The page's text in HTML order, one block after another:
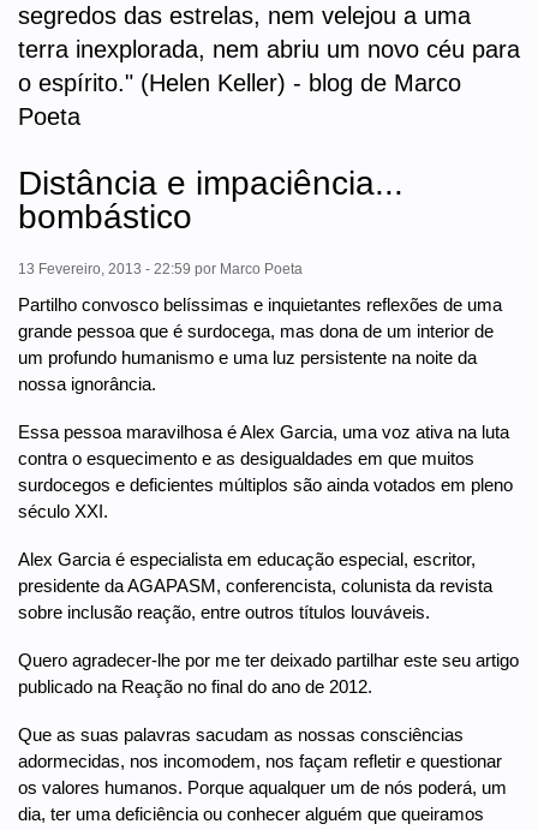
segredos das estrelas, nem velejou a uma
terra inexplorada, nem abriu um novo céu para
o espírito." (Helen Keller) - blog de Marco
Poeta
Distância e impaciência...
bombástico
13 Fevereiro, 2013 - 22:59 por Marco Poeta
Partilho convosco belíssimas e inquietantes reflexões de uma
grande pessoa que é surdocega, mas dona de um interior de
um profundo humanismo e uma luz persistente na noite da
nossa ignorância.
Essa pessoa maravilhosa é Alex Garcia, uma voz ativa na luta
contra o esquecimento e as desigualdades em que muitos
surdocegos e deficientes múltiplos são ainda votados em pleno
século XXI.
Alex Garcia é especialista em educação especial, escritor,
presidente da AGAPASM, conferencista, colunista da revista
sobre inclusão reação, entre outros títulos louváveis.
Quero agradecer-lhe por me ter deixado partilhar este seu artigo
publicado na Reação no final do ano de 2012.
Que as suas palavras sacudam as nossas consciências
adormecidas, nos incomodem, nos façam refletir e questionar
os valores humanos. Porque aqualquer um de nós poderá, um
dia, ter uma deficiência ou conhecer alguém que queiramos